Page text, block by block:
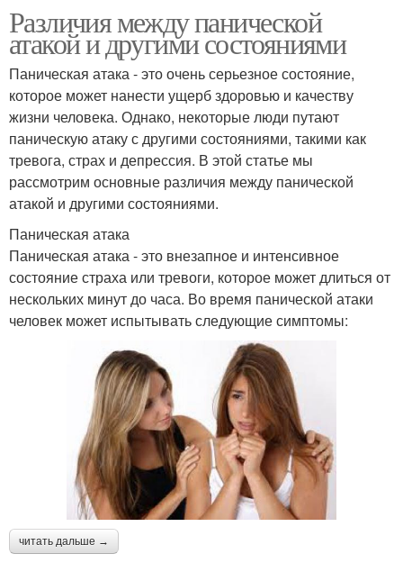
Различия между панической
атакой и другими состояниями
Паническая атака - это очень серьезное состояние,
которое может нанести ущерб здоровью и качеству
жизни человека. Однако, некоторые люди путают
паническую атаку с другими состояниями, такими как
тревога, страх и депрессия. В этой статье мы
рассмотрим основные различия между панической
атакой и другими состояниями.
Паническая атака
Паническая атака - это внезапное и интенсивное
состояние страха или тревоги, которое может длиться от
нескольких минут до часа. Во время панической атаки
человек может испытывать следующие симптомы:
читать дальше →